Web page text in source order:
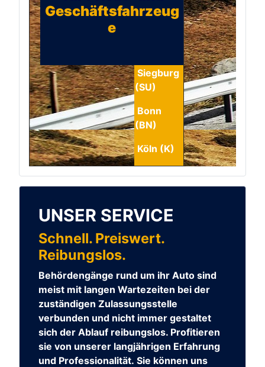
Geschäftsfahrzeug
e
Siegburg
(SU)
Bonn
(BN)
Köln (K)
UNSER SERVICE
Schnell. Preiswert.
Reibungslos.
Behördengänge rund um ihr Auto sind
meist mit langen Wartezeiten bei der
zuständigen Zulassungsstelle
verbunden und nicht immer gestaltet
sich der Ablauf reibungslos. Profitieren
sie von unserer langjährigen Erfahrung
und Professionalität. Sie können uns